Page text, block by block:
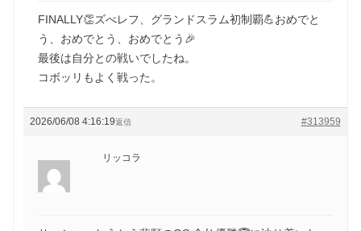
FINALLY👏ズべレフ、グランドスラム初制覇💪おめでと
う、おめでとう、おめでとう🎉
最後は自分との戦いでしたね。
コボッリもよく戦った。
2026/06/08 4:16:19 #313959
返信
リッコラ